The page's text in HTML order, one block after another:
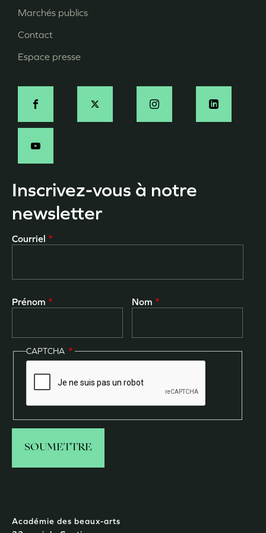
page
Marchés publics
Contact
Espace presse
Social
Inscrivez-vous à notre
newsletter
Courriel
Prénom Nom
CAPTCHA
Académie des beaux-arts